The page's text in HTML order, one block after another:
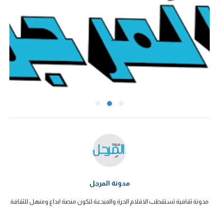
مدونة المرجل
مدونة ثقافية تستقطب الاقلام الحرة والمبدعة لتكون منصة ابداع ومنهل للثقافة